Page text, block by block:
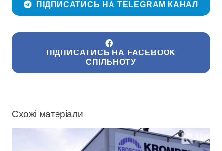
ПІДПИСАТИСЬ НА TELEGRAM КАНАЛ
ПІДПИСАТИСЬ НА FACEBOOK
СПІЛЬНОТУ
Схожі матеріали